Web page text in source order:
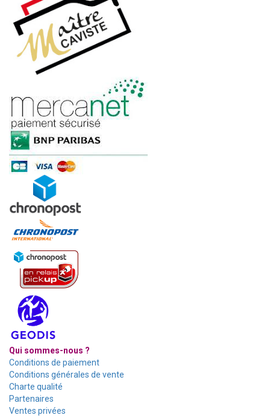
Qui sommes-nous ?
Conditions de paiement
Conditions générales de vente
Charte qualité
Partenaires
Ventes privées